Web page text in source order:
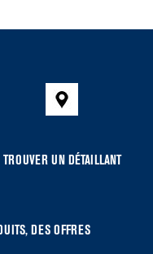
TROUVER UN DÉTAILLANT
DES OFFRES